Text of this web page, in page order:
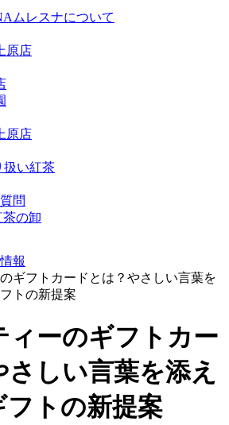
ムレスナについて
原店
原店
扱い紅茶
問
茶の卸
報
ギフトカードとは？やさしい言葉を
トの新提案
ィーのギフトカー
さしい言葉を添え
フトの新提案